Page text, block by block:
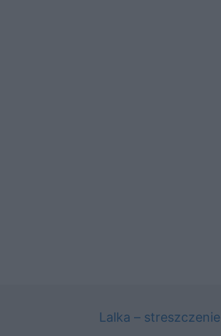
Lalka – streszczenie